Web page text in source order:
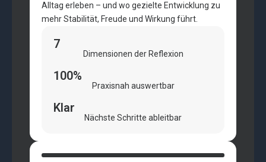
Alltag erleben – und wo gezielte Entwicklung zu
mehr Stabilität, Freude und Wirkung führt.
7
Dimensionen der Reflexion
100%
Praxisnah auswertbar
Klar
Nächste Schritte ableitbar